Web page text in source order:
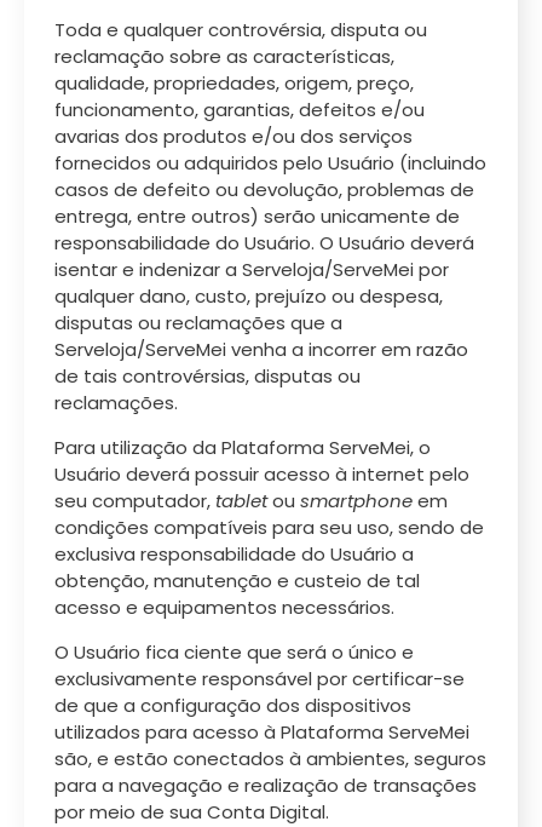
Toda e qualquer controvérsia, disputa ou
reclamação sobre as características,
qualidade, propriedades, origem, preço,
funcionamento, garantias, defeitos e/ou
avarias dos produtos e/ou dos serviços
fornecidos ou adquiridos pelo Usuário (incluindo
casos de defeito ou devolução, problemas de
entrega, entre outros) serão unicamente de
responsabilidade do Usuário. O Usuário deverá
isentar e indenizar a Serveloja/ServeMei por
qualquer dano, custo, prejuízo ou despesa,
disputas ou reclamações que a
Serveloja/ServeMei venha a incorrer em razão
de tais controvérsias, disputas ou
reclamações.
Para utilização da Plataforma ServeMei, o
Usuário deverá possuir acesso à internet pelo
seu computador, tabletou smartphoneem
condições compatíveis para seu uso, sendo de
exclusiva responsabilidade do Usuário a
obtenção, manutenção e custeio de tal
acesso e equipamentos necessários.
O Usuário fica ciente que será o único e
exclusivamente responsável por certificar-se
de que a configuração dos dispositivos
utilizados para acesso à Plataforma ServeMei
são, e estão conectados à ambientes, seguros
para a navegação e realização de transações
por meio de sua Conta Digital.